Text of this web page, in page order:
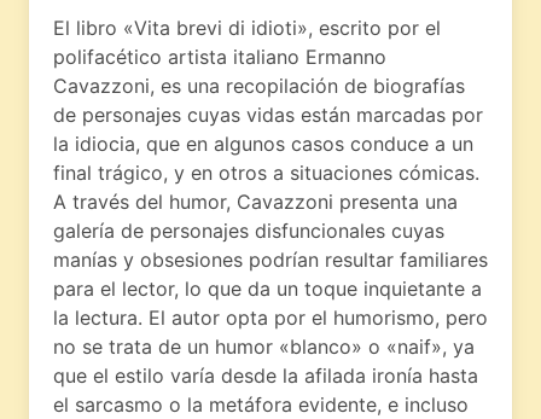
El libro «Vita brevi di idioti», escrito por el
polifacético artista italiano Ermanno
Cavazzoni, es una recopilación de biografías
de personajes cuyas vidas están marcadas por
la idiocia, que en algunos casos conduce a un
final trágico, y en otros a situaciones cómicas.
A través del humor, Cavazzoni presenta una
galería de personajes disfuncionales cuyas
manías y obsesiones podrían resultar familiares
para el lector, lo que da un toque inquietante a
la lectura. El autor opta por el humorismo, pero
no se trata de un humor «blanco» o «naif», ya
que el estilo varía desde la afilada ironía hasta
el sarcasmo o la metáfora evidente, e incluso